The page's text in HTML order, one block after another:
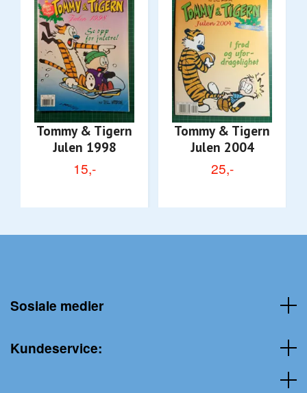
Tommy & Tigern
Julen 1998
15,-
Tommy & Tigern
Julen 2004
25,-
Sosiale medier
Kundeservice: